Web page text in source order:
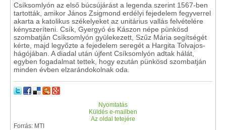
Csíksomlyón az első búcsújárást a legenda szerint 1567-ben
tartották, amikor János Zsigmond erdélyi fejedelem fegyverrel
akarta a katolikus székelyeket az unitárius vallás felvételére
kényszeríteni. Csík, Gyergyó és Kászon népe pünkösd
szombatján Csíksomlyón gyülekezett, Szűz Mária segítségét
kérte, majd legyőzte a fejedelem seregét a Hargita Tolvajos-
hágójában. A diadal után újfent Csíksomlyón adtak hálát,
egyben fogadalmat tettek, hogy ezután pünkösd szombatján
minden évben elzarándokolnak oda.
Nyomtatás
Küldés e-mailben
Az oldal tetejére
Forrás: MTI